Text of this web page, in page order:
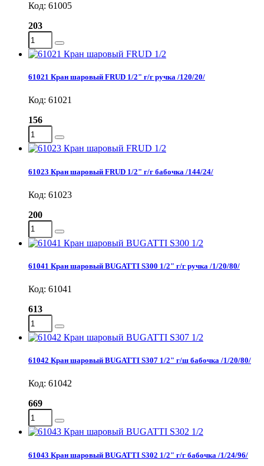
Код: 61005
203
61021 Кран шаровый FRUD 1/2" г/г ручка /120/20/
Код: 61021
156
61023 Кран шаровый FRUD 1/2" г/г бабочка /144/24/
Код: 61023
200
61041 Кран шаровый BUGATTI S300 1/2" г/г ручка /1/20/80/
Код: 61041
613
61042 Кран шаровый BUGATTI S307 1/2" г/ш бабочка /1/20/80/
Код: 61042
669
61043 Кран шаровый BUGATTI S302 1/2" г/г бабочка /1/24/96/